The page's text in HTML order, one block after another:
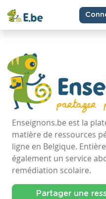
Enseignons.be est la
matière de ressources
ligne en Belgique.
également un service
remédiation scolaire.
Partager une